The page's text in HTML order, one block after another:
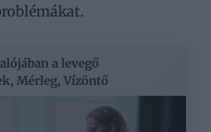
a levegő
Mérleg, Vízöntő